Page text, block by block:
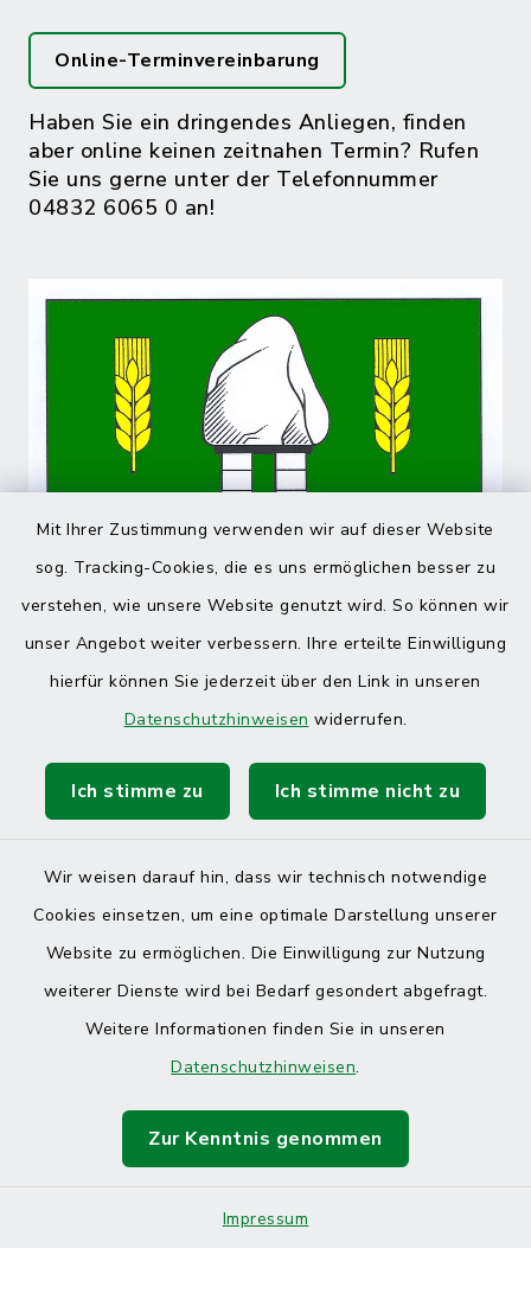
Mit Ihrer Zustimmung verwenden wir auf dieser Website
sog. Tracking-Cookies, die es uns ermöglichen besser zu
verstehen, wie unsere Website genutzt wird. So können wir
unser Angebot weiter verbessern. Ihre erteilte Einwilligung
hierfür können Sie jederzeit über den Link in unseren
Datenschutzhinweisen widerrufen.
Ich stimme zu Ich stimme nicht zu
Wir weisen darauf hin, dass wir technisch notwendige
Cookies einsetzen, um eine optimale Darstellung unserer
Website zu ermöglichen. Die Einwilligung zur Nutzung
weiterer Dienste wird bei Bedarf gesondert abgefragt.
Weitere Informationen finden Sie in unseren
Datenschutzhinweisen.
Zur Kenntnis genommen
Impressum
Online-Terminvereinbarung
Haben Sie ein dringendes Anliegen, finden
aber online keinen zeitnahen Termin? Rufen
Sie uns gerne unter der Telefonnummer
04832 6065 0 an!
Kontakt
Barrierefreiheit
Impressum
Sitemap
Cookie-Einstellungen